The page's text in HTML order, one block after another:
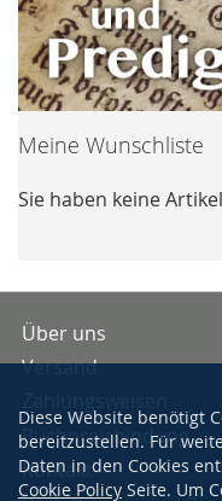
Meine Wunschliste
Sie haben keine
Über uns
Versand
Buchpreisbindung
Kontakt
Diese Website benötigt
bereitzustellen. Für
Daten in den Cookies
Cookie Policy Seite. Um